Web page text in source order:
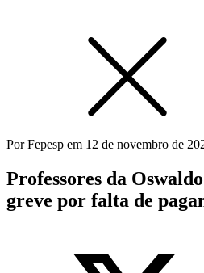
PorFepesp em 12 de novembro de
Professores da
greve por falta de